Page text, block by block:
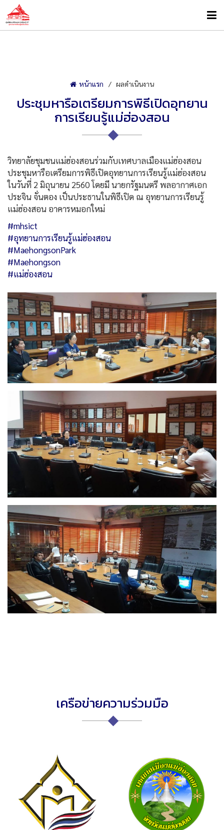
หน้าแรก ผลดำเนินงาน
ประชุมหารือเตรียมการพิธีเปิดอุทยาน
การเรียนรู้แม่ฮ่องสอน
วิทยาลัยชุมชนแม่ฮ่องสอนร่วมกับเทศบาลเมืองแม่ฮ่องสอน
ประชุมหารือเตรียมการพิธีเปิดอุทยานการเรียนรู้แม่ฮ่องสอน
ในวันที่ 2 มิถุนายน 2560 โดยมี นายกรัฐมนตรี พลอากาศเอก
ประจิน จั่นตอง เป็นประธานในพิธีเปิด ณ อุทยานการเรียนรู้
แม่ฮ่องสอน อาคารหมอกใหม่
#mhsict
#อุทยานการเรียนรู้แม่ฮ่องสอน
#MaehongsonPark
#Maehongson
#แม่ฮ่องสอน
เครือข่ายความร่วมมือ